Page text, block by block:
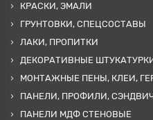
КРАСКИ, ЭМАЛИ
ГРУНТОВКИ, СПЕЦСОСТАВЫ
ЛАКИ, ПРОПИТКИ
ДЕКОРАТИВНЫЕ
МОНТАЖНЫЕ ПЕНЫ, КЛЕИ,
ПАНЕЛИ, ПРОФИЛИ,
ПАНЕЛИ МДФ СТЕНОВЫЕ